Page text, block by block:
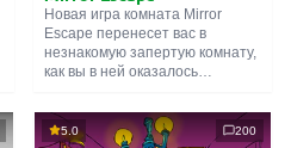
Новая игра комната Mirror
Escape перенесет вас в
незнакомую запертую комнату,
как вы в ней оказалось
смекалки попробуйте решить
все, приготовленные авторами
5.0 200